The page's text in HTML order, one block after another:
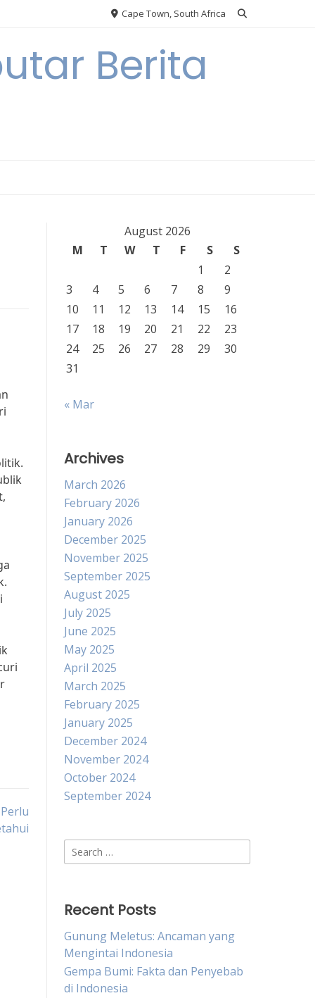
Cape Town, South Africa
Berita
August 2026
M
T W T F S
S
1
2
3
4 5 6 7 8
9
10
11 12 13 14 15
16
17
18 19 20 21 22
23
24
25 26 27 28 29
30
31
« Mar
Archives
March 2026
February 2026
January 2026
December 2025
November 2025
September 2025
August 2025
July 2025
June 2025
May 2025
April 2025
March 2025
February 2025
January 2025
December 2024
November 2024
October 2024
September 2024
Search
for:
Recent Posts
Gunung Meletus: Ancaman yang
Mengintai Indonesia
Gempa Bumi: Fakta dan Penyebab
di Indonesia